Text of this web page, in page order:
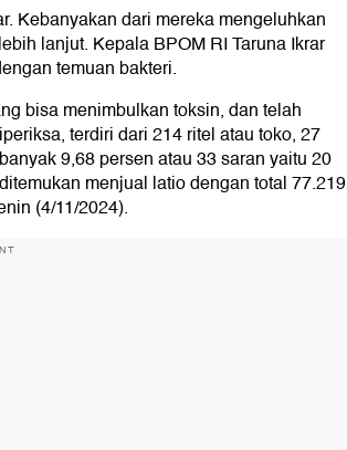
Kebanyakan dari mereka mengeluhkan
lanjut. Kepala BPOM RI Taruna Ikrar
temuan bakteri.
bisa menimbulkan toksin, dan telah
terdiri dari 214 ritel atau toko, 27
9,68 persen atau 33 saran yaitu 20
menjual latio dengan total 77.219
(4/11/2024).